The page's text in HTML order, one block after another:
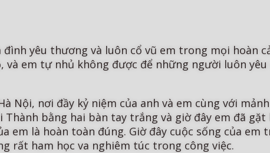
yêu thương và luôn cổ vũ em trong mọi hoàn
và em tự nhủ không được để những người luôn
Nội, nơi đầy kỷ niệm của anh và em cùng với
bằng hai bàn tay trắng và giờ đây em đã
em là hoàn toàn đúng. Giờ đây cuộc sống của
rất ham học va nghiêm túc trong công việc.